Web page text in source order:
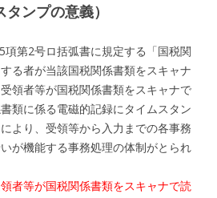
ンプの意義）
第2号ロ括弧書に規定する「国税関
る者が当該国税関係書類をスキャナ
領者等が国税関係書類をスキャナで
類に係る電磁的記録にタイムスタン
より、受領等から入力までの各事務
が機能する事務処理の体制がとられ
者等が国税関係書類をスキャナで読